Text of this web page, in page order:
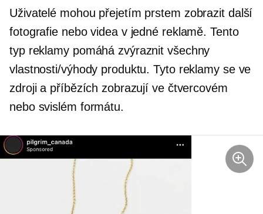
Uživatelé mohou přejetím prstem zobrazit další
fotografie nebo videa v jedné reklamě. Tento
typ reklamy pomáhá zvýraznit všechny
vlastnosti/výhody produktu. Tyto reklamy se ve
zdroji a příbězích zobrazují ve čtvercovém
nebo svislém formátu.